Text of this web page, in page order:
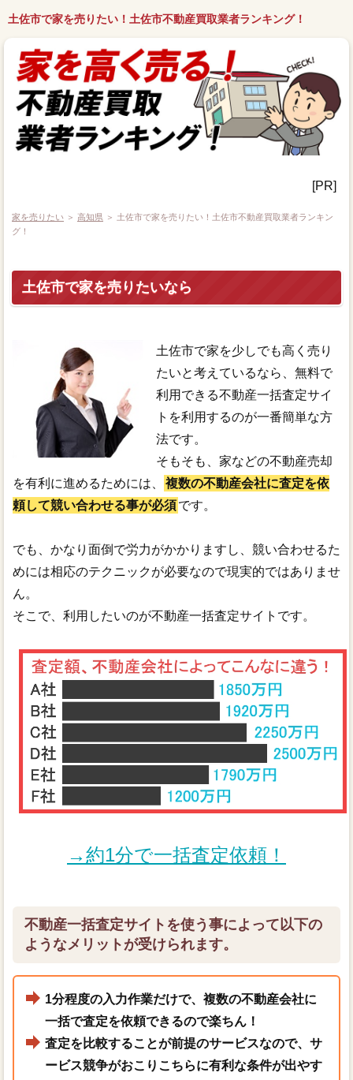
土佐市で家を売りたい！土佐市不動産買取業者ランキング！
[PR]
家を売りたい ＞ 高知県 ＞ 土佐市で家を売りたい！土佐市不動産買取業者ランキン
グ！
土佐市で家を売りたいなら
土佐市で家を少しでも高く売り
たいと考えているなら、無料で
利用できる不動産一括査定サイ
トを利用するのが一番簡単な方
法です。
そもそも、家などの不動産売却
を有利に進めるためには、
複数の不動産会社に査定を依
頼して競い合わせる事が必須です。
でも、かなり面倒で労力がかかりますし、競い合わせるた
めには相応のテクニックが必要なので現実的ではありませ
ん。
そこで、利用したいのが不動産一括査定サイトです。
→約1分で一括査定依頼！
不動産一括査定サイトを使う事によって以下の
ようなメリットが受けられます。
1分程度の入力作業だけで、複数の不動産会社に
一括で査定を依頼できるので楽ちん！
査定を比較することが前提のサービスなので、サ
ービス競争がおこりこちらに有利な条件が出やす